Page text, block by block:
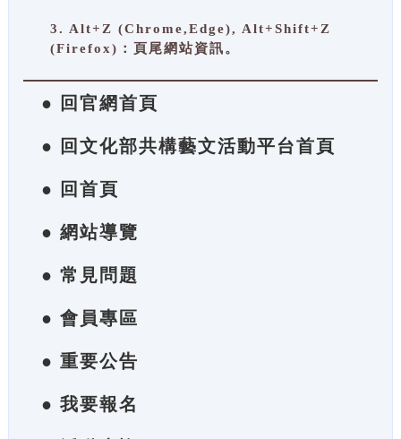
3. Alt+Z (Chrome,Edge), Alt+Shift+Z
(Firefox)：頁尾網站資訊。
● 回官網首頁
● 回文化部共構藝文活動平台首頁
● 回首頁
● 網站導覽
● 常見問題
● 會員專區
● 重要公告
● 我要報名